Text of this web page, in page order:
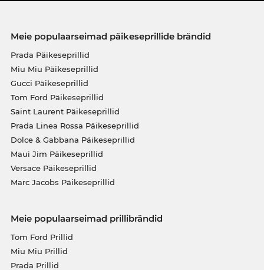
Meie populaarseimad päikeseprillide brändid
Prada Päikeseprillid
Miu Miu Päikeseprillid
Gucci Päikeseprillid
Tom Ford Päikeseprillid
Saint Laurent Päikeseprillid
Prada Linea Rossa Päikeseprillid
Dolce & Gabbana Päikeseprillid
Maui Jim Päikeseprillid
Versace Päikeseprillid
Marc Jacobs Päikeseprillid
Meie populaarseimad prillibrändid
Tom Ford Prillid
Miu Miu Prillid
Prada Prillid